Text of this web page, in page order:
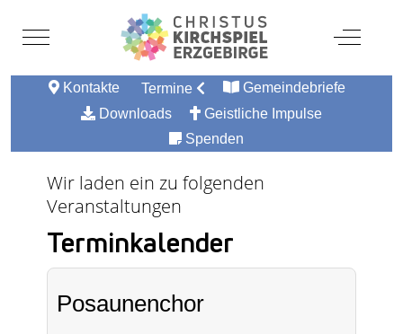
Mobile Menu Toggle Off-
Kontakte Termine
Gemeindebriefe
Downloads
Geistliche Impulse
Spenden
Wir laden ein zu folgenden
Veranstaltungen
Terminkalender
Posaunenchor